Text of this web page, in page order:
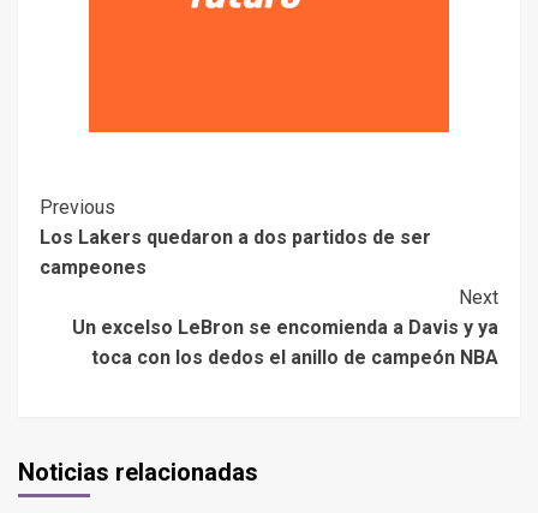
Previous
Los Lakers quedaron a dos partidos de ser
campeones
Next
Un excelso LeBron se encomienda a Davis y ya
toca con los dedos el anillo de campeón NBA
Noticias relacionadas